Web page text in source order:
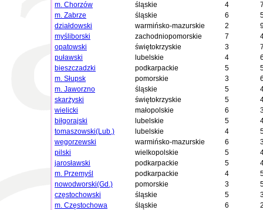
m. Chorzów
śląskie 4
m. Zabrze
śląskie 6
działdowski
warmińsko-mazurskie 2
myśliborski
zachodniopomorskie 7
opatowski
świętokrzyskie 3
puławski
lubelskie 4
bieszczadzki
podkarpackie 5
m. Słupsk
pomorskie 3
m. Jaworzno
śląskie 5
skarżyski
świętokrzyskie 5
wielicki
małopolskie 6
biłgorajski
lubelskie 5
tomaszowski(Lub.)
lubelskie 4
węgorzewski
warmińsko-mazurskie 6
pilski
wielkopolskie 5
jarosławski
podkarpackie 5
m. Przemyśl
podkarpackie 4
nowodworski(Gd.)
pomorskie 3
częstochowski
śląskie 5
m. Częstochowa
śląskie 6